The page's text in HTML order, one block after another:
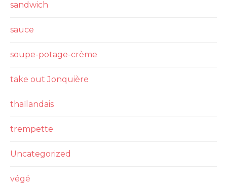
sandwich
sauce
soupe-potage-crème
take out Jonquière
thaïlandais
trempette
Uncategorized
végé